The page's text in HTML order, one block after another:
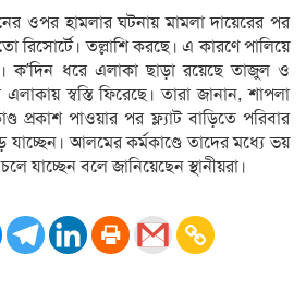
ওপর হামলার ঘটনায় মামলা দায়েরের পর
তল্লাশি করছে। এ কারণে পালিয়ে
ক’দিন ধরে এলাকা ছাড়া রয়েছে তাজুল ও
এলাকায় স্বস্তি ফিরেছে। তারা জানান, শাপলা
প্রকাশ পাওয়ার পর ফ্ল্যাট বাড়িতে পরিবার
যাচ্ছেন। আলমের কর্মকাণ্ডে তাদের মধ্যে ভয়
যাচ্ছেন বলে জানিয়েছেন স্থানীয়রা।